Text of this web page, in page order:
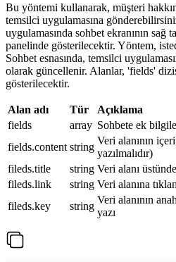
Bu yöntemi kullanarak, müşteri
temsilci uygulamasına
uygulamasında sohbet ekranının sağ
panelinde gösterilecektir. Yöntem,
Sohbet esnasında, temsilci
olarak güncellenir. Alanlar, 'fields'
gösterilecektir.
Alan adı Tür
Açıklama
fields
array Sohbete ek
fields.content string
Veri alanının
yazılmalıdır)
fileds.title
string Veri alanı
fileds.link
string Veri alanına
fileds.key
string
Veri alanının
yazı